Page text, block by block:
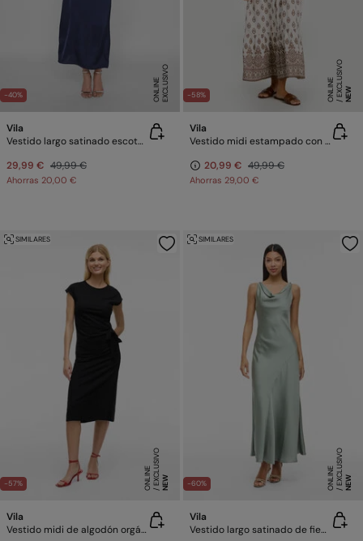
-40% E
X
C
L
U
SI
V
O
O
N
LI
N
E
Vila
Vestido largo satinado escote drapeado
29,99 € 49,99 €
Ahorras 20,00 €
-58% NEW
E
X
C
L
USI
V
O
O
N
LI
N
E
Vila
Vestido midi estampado con viscosa
20,99 € 49,99 €
Ahorras 29,00 €
-57% NEW
E
X
C
L
USI
V
O
O
N
LI
N
E
SIMILARES
Vila
Vestido midi de algodón orgánico
-60% NEW
E
X
C
L
USI
V
O
O
N
LI
N
E
SIMILARES
Vila
Vestido largo satinado de fiesta